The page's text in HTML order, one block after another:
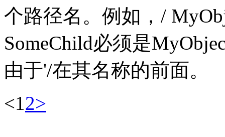
个路径名。例如，/
SomeChild必须是
由于'/在其名称的前面。
<12>